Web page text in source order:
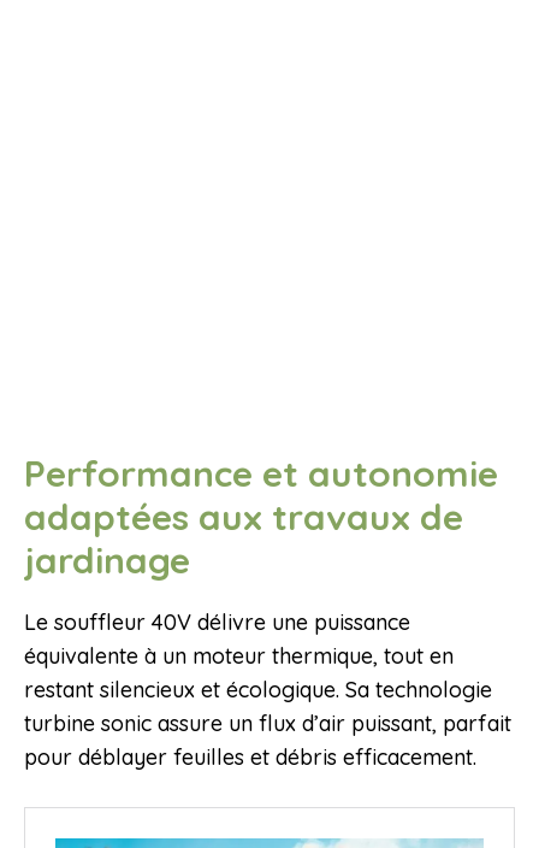
Performance et autonomie
adaptées aux travaux de
jardinage
Le souffleur 40V délivre une puissance
équivalente à un moteur thermique, tout en
restant silencieux et écologique. Sa technologie
turbine sonic assure un flux d’air puissant, parfait
pour déblayer feuilles et débris efficacement.